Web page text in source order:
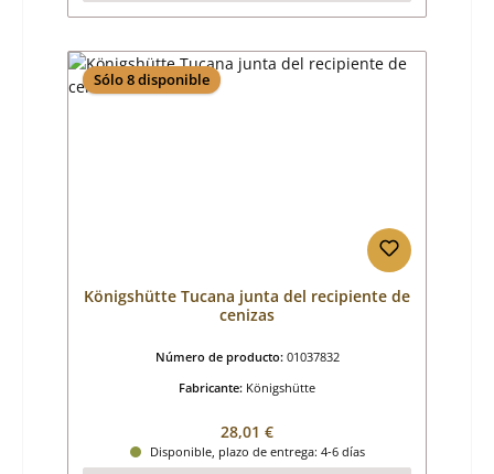
Sólo 8 disponible
Königshütte Tucana junta del recipiente de
cenizas
Número de producto: 01037832
Fabricante: Königshütte
Precio normal:
28,01 €
Disponible, plazo de entrega: 4-6 días